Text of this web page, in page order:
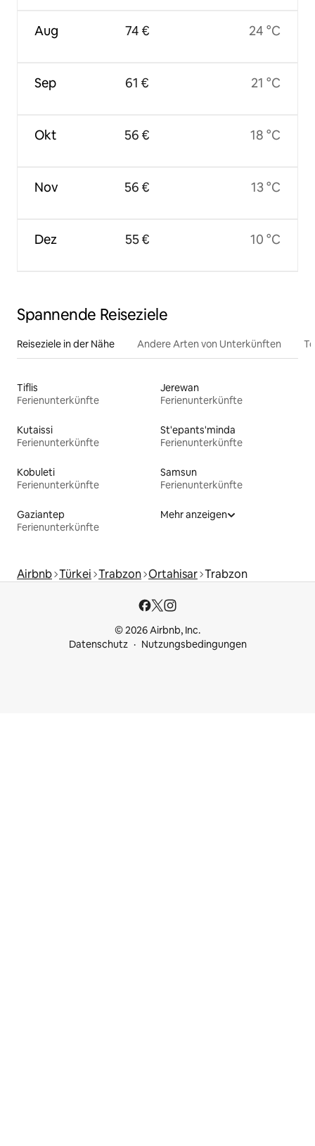
Aug
Sep
Okt
Nov
Dez
74 €
61 €
56 €
56 €
55 €
24 °C
21 °C
18 °C
13 °C
10 °C
Spannende Reiseziele
Reiseziele in der Nähe Andere Arten von Unterkünften
Tiflis
Ferienunterkünfte
Jerewan
Ferienunterkünfte
Kutaissi
Ferienunterkünfte
St'epants'minda
Ferienunterkünfte
Kobuleti
Ferienunterkünfte
Samsun
Ferienunterkünfte
Gaziantep
Ferienunterkünfte
Mehr anzeigen
Airbnb Türkei Trabzon Ortahisar Trabzon
© 2026 Airbnb, Inc.
Datenschutz
Nutzungsbedingungen